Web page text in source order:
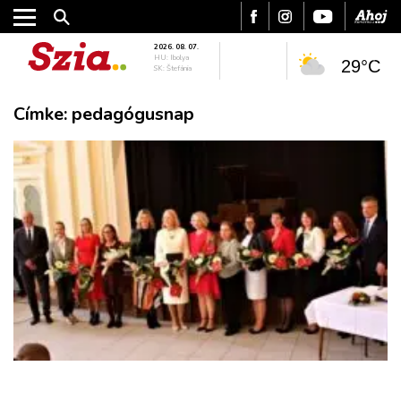
VÁROS
RÉGIÓ
2026. 08. 07.
HU: Ibolya
SK: Štefánia
29°C
Címke: pedagógusnap